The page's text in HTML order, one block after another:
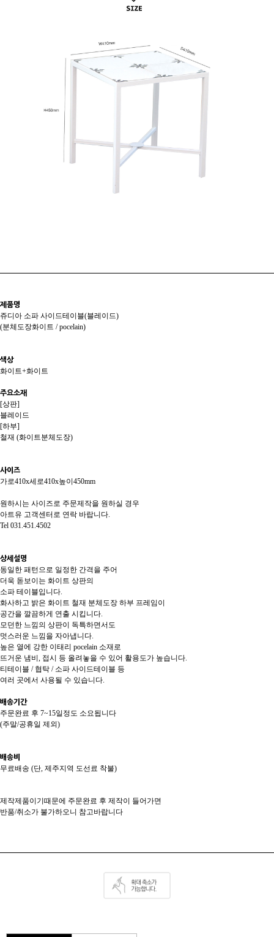
제품명
쥬디아 소파 사이드테이블(블레이드)
(분체도장화이트 /pocelain)
색상
화이트+화이트
주요소재
[상판]
블레이드
[하부]
철재 (화이트분체도장)
사이즈
가로410x세로410x높이450mm
원하시는 사이즈로 주문제작을 원하실 경우
아트유 고객센터로 연락 바랍니다.
Tel 031.451.4502
상세설명
동일한 패턴으로 일정한 간격을 주어
더욱 돋보이는 화이트 상판의
소파 테이블입니다.
화사하고 밝은 화이트 철재 분체도장 하부 프레임이
공간을 깔끔하게 연출 시킵니다.
모던한 느낌의 상판이 독특하면서도
멋스러운 느낌을 자아냅니다.
높은 열에 강한 이태리 pocelain 소재로
뜨거운 냄비, 접시 등 올려놓을 수 있어 활용도가 높습니다.
티테이블 / 협탁 / 소파 사이드테이블 등
여러 곳에서 사용될 수 있습니다.
배송기간
주문완료 후 7~15일정도 소요됩니다
(주말/공휴일 제외)
배송비
무료배송 (단, 제주지역 도선료 착불)
제작제품이기때문에 주문완료 후 제작이 들어가면
반품/취소가 불가하오니 참고바랍니다